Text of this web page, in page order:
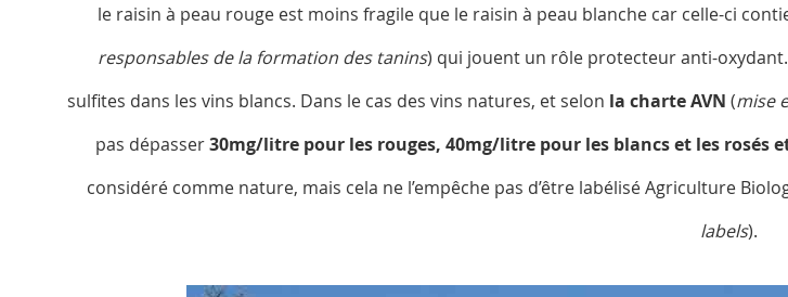
le raisin à peau rouge est moins fragile que le raisin à peau blanche car celle-ci
responsables de la formation des tanins) qui jouent un rôle protecteur anti-
sulfites dans les vins blancs. Dans le cas des vins natures, et selon la charte AVN (mise
pas dépasser30mg/litre pour les rouges, 40mg/litre pour les blancs et les rosés
considéré comme nature, mais cela ne l’empêche pas d’être labélisé Agriculture
labels).